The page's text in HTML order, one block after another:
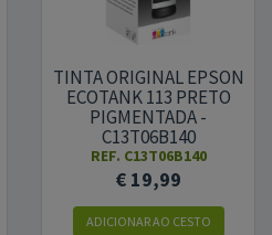
TINTA ORIGINAL EPSON
ECOTANK 113 PRETO
PIGMENTADA -
C13T06B140
REF. C13T06B140
€ 19,99
ADICIONARAO CESTO